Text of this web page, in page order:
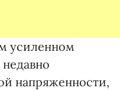
усиленном
напряженности,